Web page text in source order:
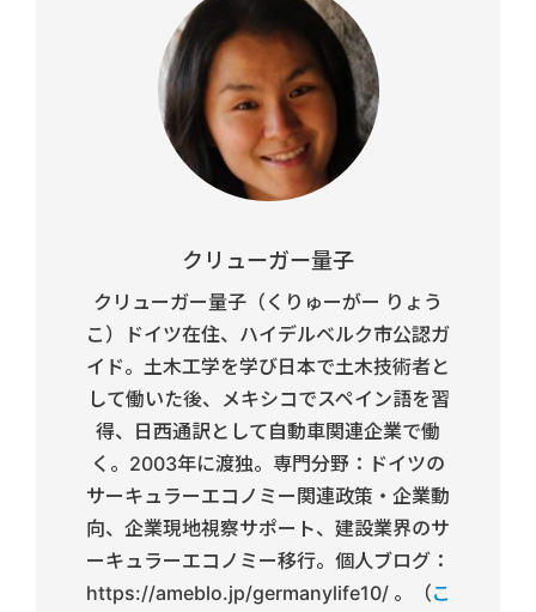
クリューガー量子
クリューガー量子（くりゅーがー りょう
こ）ドイツ在住、ハイデルベルク市公認ガ
イド。土木工学を学び日本で土木技術者と
して働いた後、メキシコでスペイン語を習
得、日西通訳として自動車関連企業で働
く。2003年に渡独。専門分野：ドイツの
サーキュラーエコノミー関連政策・企業動
向、企業現地視察サポート、建設業界のサ
ーキュラーエコノミー移行。個人ブログ：
https://ameblo.jp/germanylife10/ 。（こ